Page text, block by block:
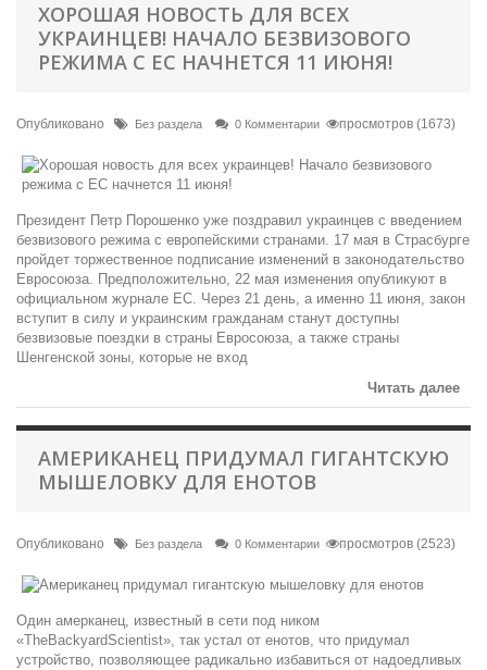
ХОРОШАЯ НОВОСТЬ ДЛЯ ВСЕХ
УКРАИНЦЕВ! НАЧАЛО БЕЗВИЗОВОГО
РЕЖИМА С ЕС НАЧНЕТСЯ 11 ИЮНЯ!
Опубликовано Без раздела 0 Комментарии просмотров (1673)
Президент Петр Порошенко уже поздравил украинцев с введением
безвизового режима с европейскими странами. 17 мая в Страсбурге
пройдет торжественное подписание изменений в законодательство
Евросоюза. Предположительно, 22 мая изменения опубликуют в
официальном журнале ЕС. Через 21 день, а именно 11 июня, закон
вступит в силу и украинским гражданам станут доступны
безвизовые поездки в страны Евросоюза, а также страны
Шенгенской зоны, которые не вход
Читать далее
АМЕРИКАНЕЦ ПРИДУМАЛ ГИГАНТСКУЮ
МЫШЕЛОВКУ ДЛЯ ЕНОТОВ
Опубликовано Без раздела 0 Комментарии просмотров (2523)
Один амерканец, известный в сети под ником
«TheBackyardScientist», так устал от енотов, что придумал
устройство, позволяющее радикально избавиться от надоедливых